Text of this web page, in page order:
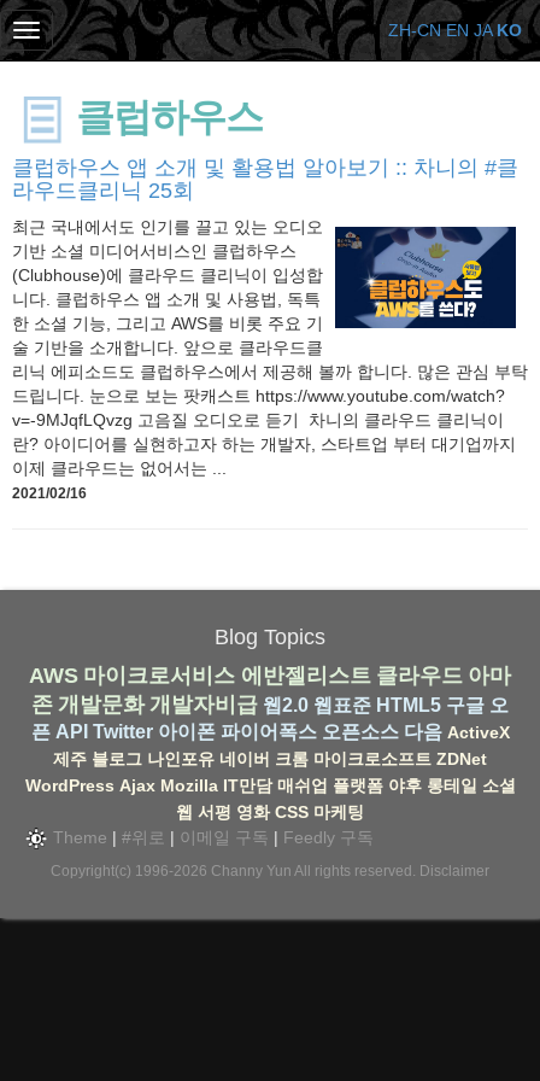
클럽하우스
클럽하우스 앱 소개 및 활용법 알아보기 :: 차니의 #클
라우드클리닉​ 25회
최근 국내에서도 인기를 끌고 있는 오디오
기반 소셜 미디어서비스인 클럽하우스
(Clubhouse)에 클라우드 클리닉이 입성합
니다. 클럽하우스 앱 소개 및 사용법, 독특
한 소셜 기능, 그리고 AWS를 비롯 주요 기
술 기반을 소개합니다. 앞으로 클라우드클
리닉 에피소드도 클럽하우스에서 제공해 볼까 합니다. 많은 관심 부탁
드립니다. 눈으로 보는 팟캐스트 https://www.youtube.com/watch?
v=-9MJqfLQvzg 고음질 오디오로 듣기 차니의 클라우드 클리닉이
란? 아이디어를 실현하고자 하는 개발자, 스타트업 부터 대기업까지
이제 클라우드는 없어서는 ...
2021/02/16
Blog Topics
AWS 마이크로서비스 에반젤리스트 클라우드 아마
존 개발문화 개발자비급 웹2.0 웹표준 HTML5 구글 오
픈 API Twitter 아이폰 파이어폭스 오픈소스 다음 ActiveX
제주 블로그 나인포유 네이버 크롬 마이크로소프트 ZDNet
WordPress Ajax Mozilla IT만담 매쉬업 플랫폼 야후 롱테일 소셜
웹 서평 영화 CSS 마케팅
Theme | #위로 | 이메일 구독 | Feedly 구독
Copyright(c) 1996-2026 Channy Yun All rights reserved. Disclaimer
ZH-CN EN JA KO